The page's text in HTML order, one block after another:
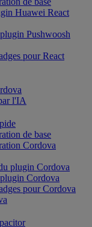
Huawei React
Pushwoosh
pour React
l'IA
de base
Cordova
plugin Cordova
Cordova
pour Cordova